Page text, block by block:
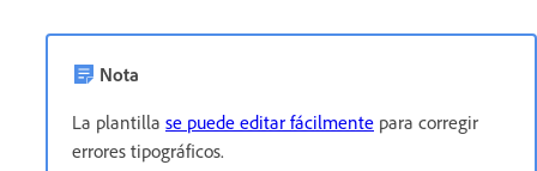
Nota
La plantilla se puede editar fácilmente para corregir
errores tipográficos.